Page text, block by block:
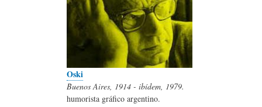
Oski
Buenos Aires, 1914 - ibídem, 1979.
humorista gráfico argentino.